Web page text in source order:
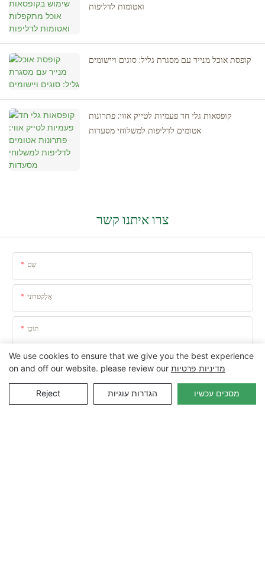
ואטומות לדליפות
קופסת אוכל מנייר עם מסגרת גליל: סוגים ויישומים
קופסאות גלי חד פעמיות לטייק אווי: פתרונות
אטומים לדליפות למשלוחי מסעדות
צרו איתנו קשר
שֵׁם
אֶלֶקטרוֹנִי
תוֹכֶן
We use cookies to ensure that we give you the best experience
on and off our website. please review our מדיניות פרטיות
Reject הגדרות עוגיות מסכים עכשיו